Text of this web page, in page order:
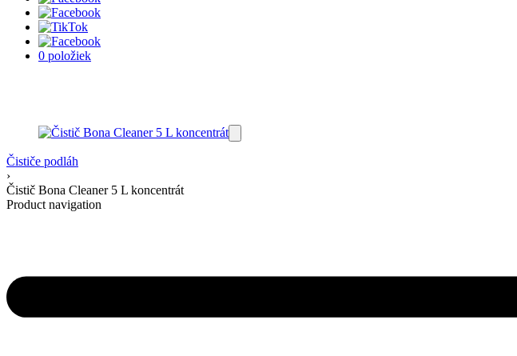
0 položiek
Čističe podláh
›
Čistič Bona Cleaner 5 L koncentrát
Product navigation